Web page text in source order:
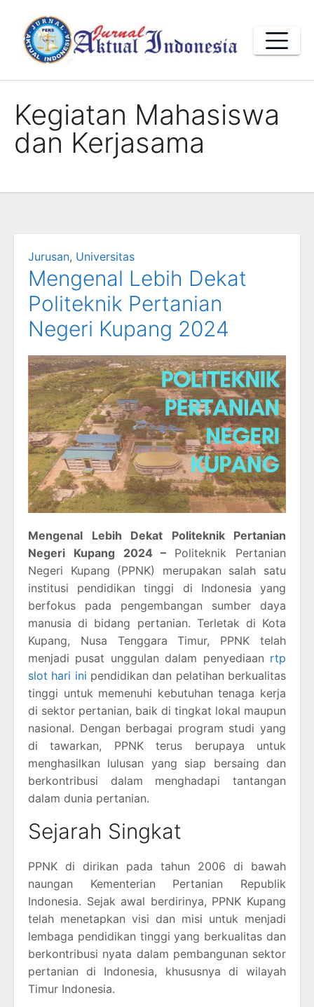
content
Kegiatan Mahasiswa
dan Kerjasama
Jurusan, Universitas
Mengenal Lebih Dekat
Politeknik Pertanian
Negeri Kupang 2024
Mengenal Lebih Dekat Politeknik Pertanian
Negeri Kupang 2024 – Politeknik Pertanian
Negeri Kupang (PPNK) merupakan salah satu
institusi pendidikan tinggi di Indonesia yang
berfokus pada pengembangan sumber daya
manusia di bidang pertanian. Terletak di Kota
Kupang, Nusa Tenggara Timur, PPNK telah
menjadi pusat unggulan dalam penyediaan rtp
slot hari ini pendidikan dan pelatihan berkualitas
tinggi untuk memenuhi kebutuhan tenaga kerja
di sektor pertanian, baik di tingkat lokal maupun
nasional. Dengan berbagai program studi yang
di tawarkan, PPNK terus berupaya untuk
menghasilkan lulusan yang siap bersaing dan
berkontribusi dalam menghadapi tantangan
dalam dunia pertanian.
Sejarah Singkat
PPNK di dirikan pada tahun 2006 di bawah
naungan Kementerian Pertanian Republik
Indonesia. Sejak awal berdirinya, PPNK Kupang
telah menetapkan visi dan misi untuk menjadi
lembaga pendidikan tinggi yang berkualitas dan
berkontribusi nyata dalam pembangunan sektor
pertanian di Indonesia, khususnya di wilayah
Timur Indonesia.